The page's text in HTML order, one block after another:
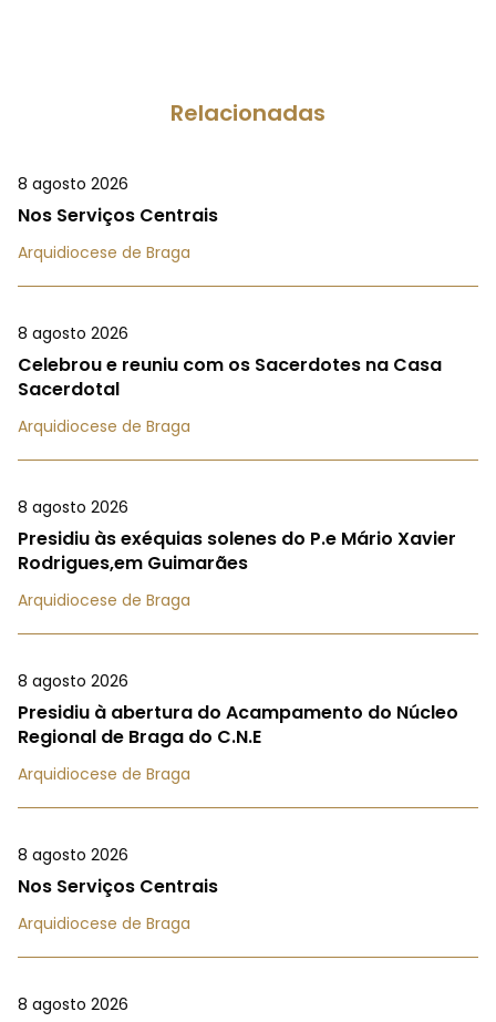
Relacionadas
8 agosto 2026
Nos Serviços Centrais
Arquidiocese de Braga
8 agosto 2026
Celebrou e reuniu com os Sacerdotes na Casa
Sacerdotal
Arquidiocese de Braga
8 agosto 2026
Presidiu às exéquias solenes do P.e Mário Xavier
Rodrigues,em Guimarães
Arquidiocese de Braga
8 agosto 2026
Presidiu à abertura do Acampamento do Núcleo
Regional de Braga do C.N.E
Arquidiocese de Braga
8 agosto 2026
Nos Serviços Centrais
Arquidiocese de Braga
8 agosto 2026